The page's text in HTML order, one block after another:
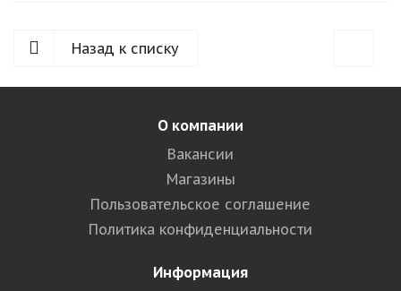
Назад к списку
О компании
Вакансии
Магазины
Пользовательское соглашение
Политика конфиденциальности
Информация